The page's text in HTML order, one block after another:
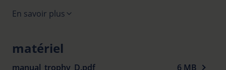
Extrêmement robustes : les molettes en métal de
En savoir plus
matériel
manual_trophy_D.pdf
6 MB